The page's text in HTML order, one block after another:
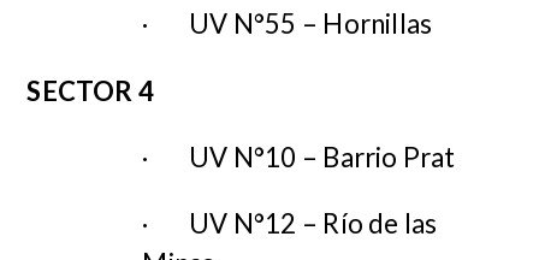
· UV N°55 – Hornillas
SECTOR 4
· UV N°10 – Barrio Prat
· UV N°12 – Río de las